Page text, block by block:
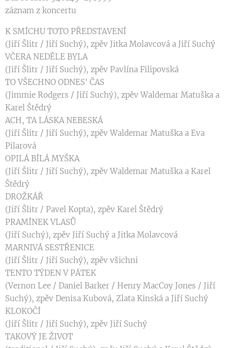
záznam z koncertu
K SMÍCHU TOTO PŘEDSTAVENÍ
(Jiří Šlitr / Jiří Suchý), zpěv Jitka Molavcová a Jiří Suchý
VČERA NEDĚLE BYLA
(Jiří Šlitr / Jiří Suchý), zpěv Pavlína Filipovská
TO VŠECHNO ODNES' ČAS
(Jimmie Rodgers / Jiří Suchý), zpěv Waldemar Matuška a
Karel Štědrý
ACH, TA LÁSKA NEBESKÁ
(Jiří Šlitr / Jiří Suchý), zpěv Waldemar Matuška a Eva
Pilarová
OPILÁ BÍLÁ MYŠKA
(Jiří Šlitr / Jiří Suchý), zpěv Waldemar Matuška a Karel
Štědrý
DROŽKÁŘ
(Jiří Šlitr / Pavel Kopta), zpěv Karel Štědrý
PRAMÍNEK VLASŮ
(Jiří Suchý), zpěv Jiří Suchý a Jitka Molavcová
MARNIVÁ SESTŘENICE
(Jiří Šlitr / Jiří Suchý), zpěv všichni
TENTO TÝDEN V PÁTEK
(Vernon Lee / Daniel Barker / Henry MacCoy Jones / Jiří
Suchý), zpěv Denisa Kubová, Zlata Kinská a Jiří Suchý
KLOKOČÍ
(Jiří Šlitr / Jiří Suchý), zpěv Jiří Suchý
TAKOVÝ JE ŽIVOT